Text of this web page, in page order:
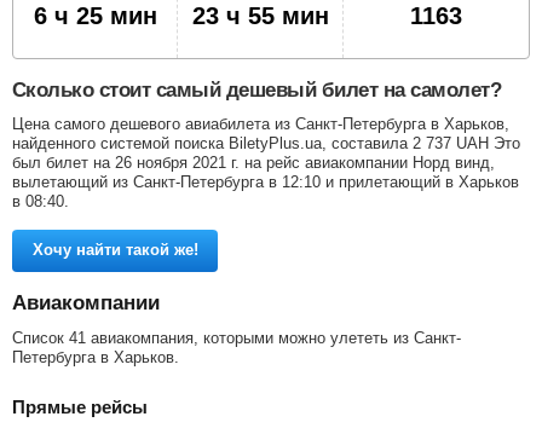
6 ч 25 мин 23 ч 55 мин 1163
Сколько стоит самый дешевый билет на самолет?
Цена самого дешевого авиабилета из Санкт-Петербурга в Харьков,
найденного системой поиска BiletyPlus.ua, составила 2 737 UAH Это
был билет на 26 ноября 2021 г. на рейс авиакомпании Норд винд,
вылетающий из Санкт-Петербурга в 12:10 и прилетающий в Харьков
в 08:40.
Хочу найти такой же!
Авиакомпании
Список 41 авиакомпания, которыми можно улететь из Санкт-
Петербурга в Харьков.
Прямые рейсы